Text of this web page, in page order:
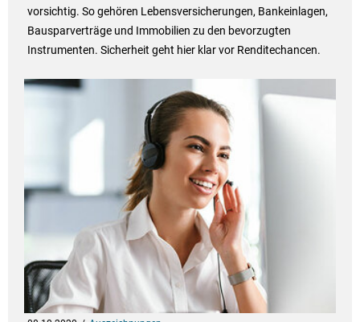
vorsichtig. So gehören Lebensversicherungen, Bankeinlagen,
Bausparverträge und Immobilien zu den bevorzugten
Instrumenten. Sicherheit geht hier klar vor Renditechancen.